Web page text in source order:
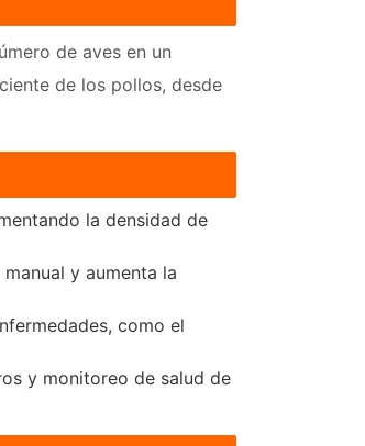
de aves en un
de los pollos, desde
la densidad de
y aumenta la
como el
y monitoreo de salud de